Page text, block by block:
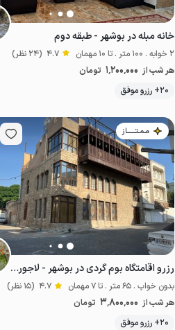
موقعیت در نقشه
اقتصادی
خانه مبله در بوشهر - طبقه دوم
2 خوابه . 100 متر . تا 10 مهمان 4.7 (24 نظر)
هر شب از 1٬200٬000 تومان
20+ رزرو موفق
موقعیت در نقشه
مـمـتــــــاز
رزرو اقامتگاه بوم گردی در بوشهر - لاجورد ۱
بدون خواب . 65 متر . تا 7 مهمان 4.7 (15 نظر)
هر شب از 3٬800٬000 تومان
20+ رزرو موفق